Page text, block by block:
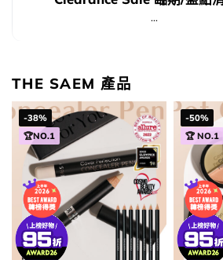
加入購物袋
...
THE SAEM 產品
-38%
🏆NO.1
-50%
🏆 NO.1